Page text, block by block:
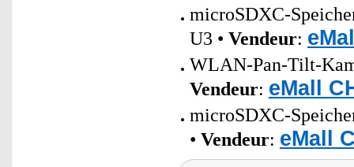
microSDXC-
U3 • Vendeur:
WLAN-Pan-Tilt-
Vendeur: eMall
microSDXC-
• Vendeur: eMall